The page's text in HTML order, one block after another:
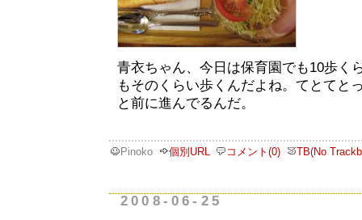
青衣ちゃん、今日は保育園でも10歩く
もそのくらい歩くんだよね。てとてと
と前に進んでるんだ。
Pinoko 個別URL コメント(0) TB(No
2008-06-25